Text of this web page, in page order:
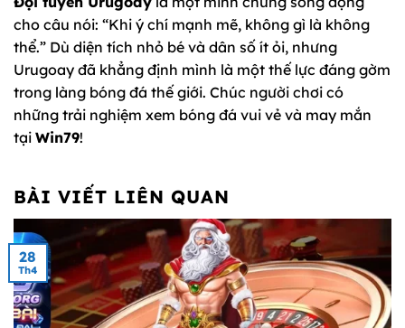
cho câu nói: “Khi ý chí mạnh mẽ, không gì là không
thể.” Dù diện tích nhỏ bé và dân số ít ỏi, nhưng
Urugoay đã khẳng định mình là một thế lực đáng gờm
trong làng bóng đá thế giới. Chúc người chơi có
những trải nghiệm xem bóng đá vui vẻ và may mắn
tại Win79!
BÀI VIẾT LIÊN QUAN
28
Th4